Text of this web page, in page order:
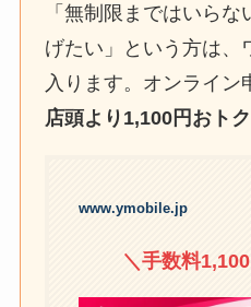
「無制限まではいら
げたい」という方は、
入ります。オンライン
店頭より1,100円おトク
www.ymobile.jp
＼手数料